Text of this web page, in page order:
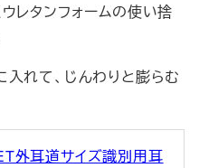
レタンフォームの使い捨
れて、じんわりと膨らむ
外耳道サイズ識別用耳